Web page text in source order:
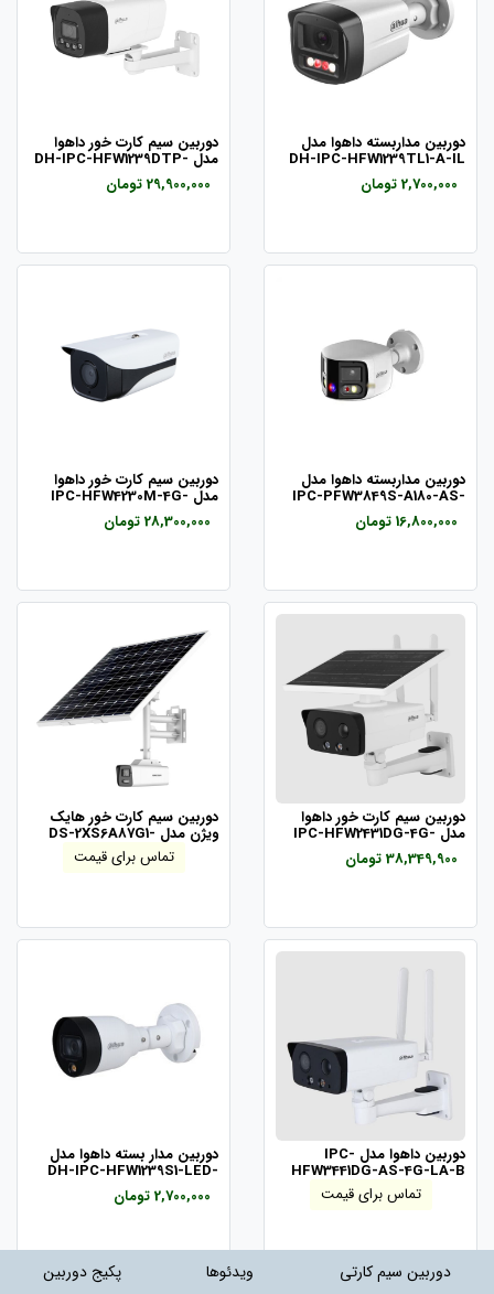
دوربین مداربسته داهوا مدل
DH-IPC-HFW1239TL1-A-IL
2,700,000 تومان
دوربین سیم کارت خور داهوا
مدل DH-IPC-HFW1239DTP-
4G-IL
29,900,000 تومان
دوربین مداربسته داهوا مدل
IPC-PFW3849S-A180-AS-
16,800,000 تومان
دوربین سیم کارت خور داهوا
مدل IPC-HFW4230M-4G-
AS-I2
28,300,000 تومان
دوربین سیم کارت خور داهوا
مدل IPC-HFW2431DG-4G-
SP-EAU
38,349,900 تومان
دوربین سیم کارت خور هایک
ویژن مدل DS-2XS6A87G1-
L/C32S80تماس برای قیمت
دوربین داهوا مدل IPC-
HFW3441DG-AS-4G-LA-B
تماس برای قیمت
دوربین مدار بسته داهوا مدل
DH-IPC-HFW1239S1-LED-
2,700,000 تومان
دوربین سیم کارتی ویدئوها پکیج دوربین